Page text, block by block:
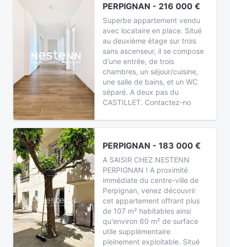
PERPIGNAN - 216 000 €
Superbe appartement vendu
avec locataire en place. Situé
au deuxième étage sur trois
sans ascenseur, il se compose
d'une entrée, de trois
chambres, un séjour/cuisine,
une salle de bains, et un WC
séparé. A deux pas du
CASTILLET. Contactez-no
PERPIGNAN - 183 000 €
A SAISIR CHEZ NESTENN
PERPIGNAN ! A proximité
immédiate du centre-ville de
Perpignan, venez découvrir
cet appartement offrant plus
de 107 m² habitables ainsi
qu'environ 60 m² de surface
utile supplémentaire
pleinement exploitable. Situé